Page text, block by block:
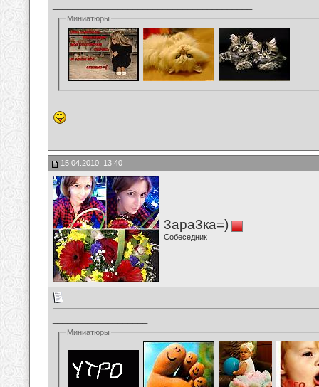
Миниатюры
15.04.2010, 13:40
3ара3ка=)
Собеседник
Миниатюры